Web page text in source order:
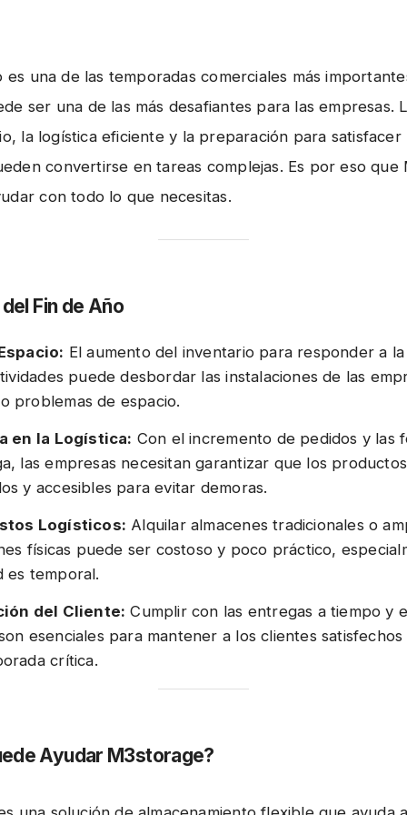
es una de las temporadas comerciales más
ser una de las más desafiantes para las empresas.
la logística eficiente y la preparación para satisfacer
convertirse en tareas complejas. Es por eso que
con todo lo que necesitas.
Fin de Año
El aumento del inventario para responder a
puede desbordar las instalaciones de las
problemas de espacio.
en la Logística: Con el incremento de pedidos y las
las empresas necesitan garantizar que los
y accesibles para evitar demoras.
Logísticos: Alquilar almacenes tradicionales o
físicas puede ser costoso y poco práctico,
es temporal.
del Cliente: Cumplir con las entregas a tiempo y
esenciales para mantener a los clientes
crítica.
Ayudar M3storage?